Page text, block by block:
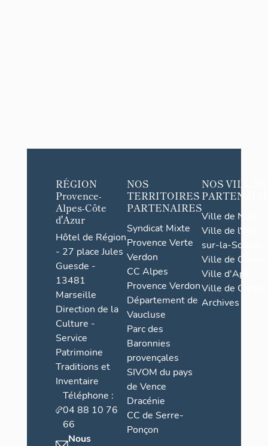
RÉGION
Provence-
Alpes-Côte
d'Azur
Hôtel de Région
- 27 place Jules
Guesde -
13481
Marseille
Direction de la
Culture -
Service
Patrimoine
Traditions et
Inventaire
Téléphone :
04 88 10 76
66
Nous
NOS
TERRITOIRES
PARTENAIRES
Syndicat Mixte
Provence Verte
Verdon
CC Alpes
Provence Verdon
Département de
Vaucluse
Parc des
Baronnies
provençales
SIVOM du pays
de Vence
Dracénie
CC de Serre-
Ponçon
NOS VILLES
Ville de Nice
Ville de l'Isle-
sur-la-Sorgue
Ville de Grasse
Ville d'Apt
Ville de
Archives